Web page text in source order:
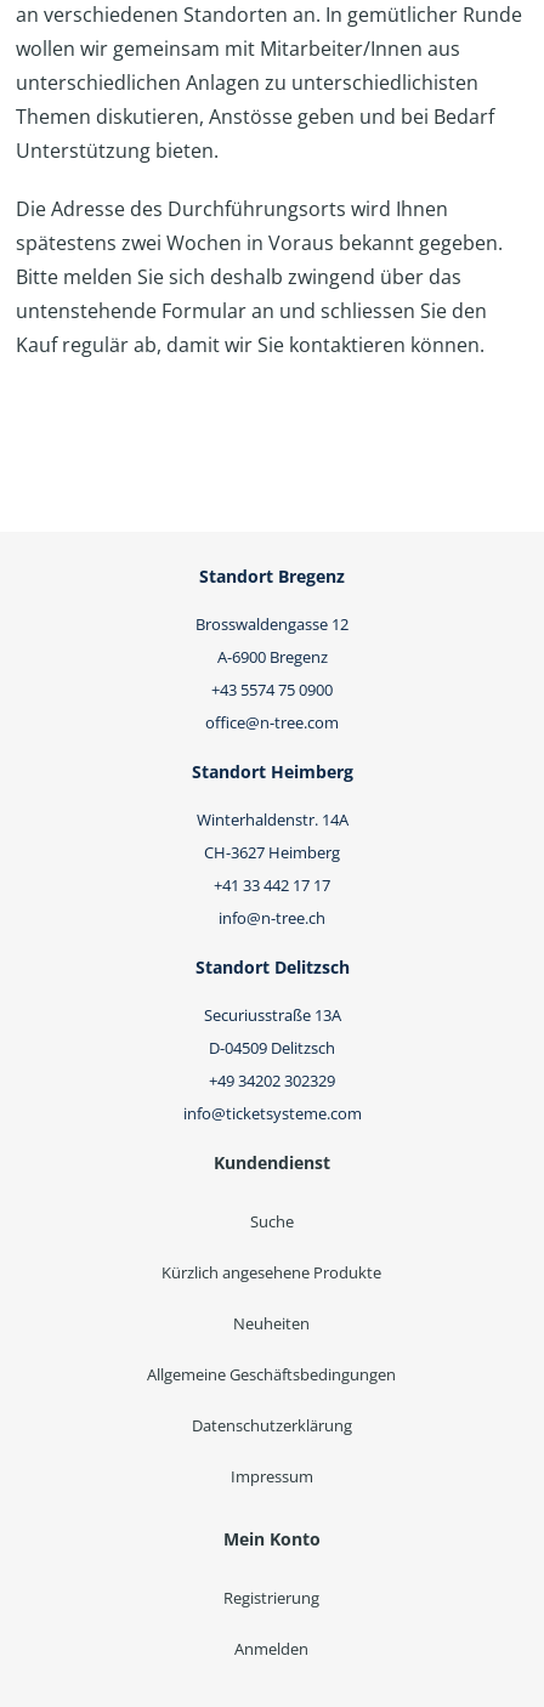
an verschiedenen Standorten an. In gemütlicher Runde
wollen wir gemeinsam mit Mitarbeiter/Innen aus
unterschiedlichen Anlagen zu unterschiedlichisten
Themen diskutieren, Anstösse geben und bei Bedarf
Unterstützung bieten.
Die Adresse des Durchführungsorts wird Ihnen
spätestens zwei Wochen in Voraus bekannt gegeben.
Bitte melden Sie sich deshalb zwingend über das
untenstehende Formular an und schliessen Sie den
Kauf regulär ab, damit wir Sie kontaktieren können.
Standort Bregenz
Brosswaldengasse 12
A-6900 Bregenz
+43 5574 75 0900
office@n-tree.com
Standort Heimberg
Winterhaldenstr. 14A
CH-3627 Heimberg
+41 33 442 17 17
info@n-tree.ch
Standort Delitzsch
Securiusstraße 13A
D-04509 Delitzsch
+49 34202 302329
info@ticketsysteme.com
Kundendienst
Suche
Kürzlich angesehene Produkte
Neuheiten
Allgemeine Geschäftsbedingungen
Datenschutzerklärung
Impressum
Mein Konto
Registrierung
Anmelden